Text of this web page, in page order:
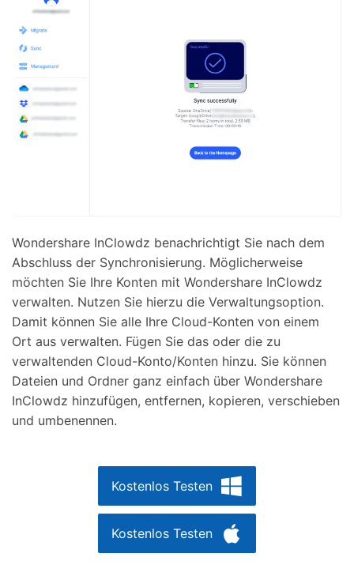
Wondershare InClowdz benachrichtigt Sie nach dem
Abschluss der Synchronisierung. Möglicherweise
möchten Sie Ihre Konten mit Wondershare InClowdz
verwalten. Nutzen Sie hierzu die Verwaltungsoption.
Damit können Sie alle Ihre Cloud-Konten von einem
Ort aus verwalten. Fügen Sie das oder die zu
verwaltenden Cloud-Konto/Konten hinzu. Sie können
Dateien und Ordner ganz einfach über Wondershare
InClowdz hinzufügen, entfernen, kopieren, verschieben
und umbenennen.
Kostenlos Testen
Kostenlos Testen